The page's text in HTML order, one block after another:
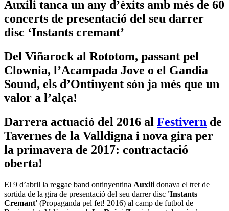
Auxili tanca un any d’èxits amb més de 60
concerts de presentació del seu darrer
disc ‘Instants cremant’
Del Viñarock al Rototom, passant pel
Clownia, l’Acampada Jove o el Gandia
Sound, els d’Ontinyent són ja més que un
valor a l’alça!
Darrera actuació del 2016 al Festivern de
Tavernes de la Valldigna i nova gira per
la primavera de 2017: contractació
oberta!
El 9 d’abril la reggae band ontinyentina Auxilidonava el tret de
sortida de la gira de presentació del seu darrer disc 'Instants
Cremant' (Propaganda pel fet! 2016) al camp de futbol de